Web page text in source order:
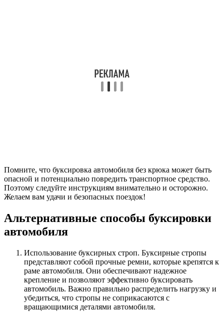
Помните, что буксировка автомобиля без крюка может быть
опасной и потенциально повредить транспортное средство.
Поэтому следуйте инструкциям внимательно и осторожно.
Желаем вам удачи и безопасных поездок!
Альтернативные способы буксировки
автомобиля
Использование буксирных строп. Буксирные стропы
представляют собой прочные ремни, которые крепятся к
раме автомобиля. Они обеспечивают надежное
крепление и позволяют эффективно буксировать
автомобиль. Важно правильно распределить нагрузку и
убедиться, что стропы не соприкасаются с
вращающимися деталями автомобиля.